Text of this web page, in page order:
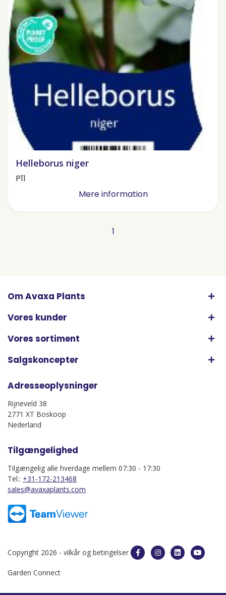
Helleborus niger
P11
Mere information
1
Om Avaxa Plants
Vores kunder
Vores sortiment
Salgskoncepter
Adresseoplysninger
Rijneveld 38
2771 XT Boskoop
Nederland
Tilgængelighed
Tilgængelig alle hverdage mellem 07:30 - 17:30
Tel.: +31-172-213468
sales@avaxaplants.com
Copyright 2026 - vilkår og betingelser
Garden Connect